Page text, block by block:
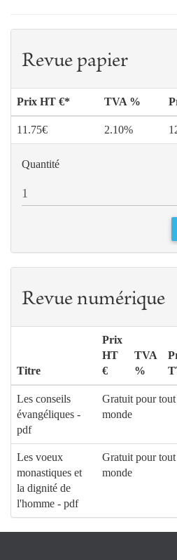
Revue papier
Prix HT €* TVA %
11.75€ 2.10%
Quantité
Revue numérique
Titre
Prix
HT
€
TVA
%
Les conseils
évangéliques -
pdf
Gratuit pour
monde
Les voeux
monastiques et
la dignité de
l'homme - pdf
Gratuit pour
monde